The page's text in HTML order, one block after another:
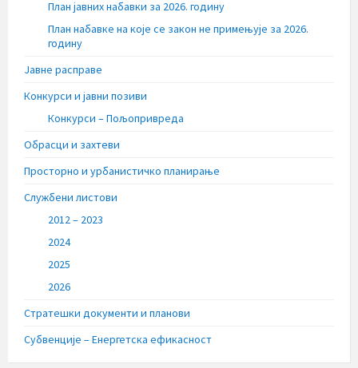
План јавних набавки за 2026. годину
План набавке на које се закон не примењује за 2026.
годину
Јавне расправе
Конкурси и јавни позиви
Конкурси – Пољопривреда
Обрасци и захтеви
Просторно и урбанистичко планирање
Службени листови
2012 – 2023
2024
2025
2026
Стратешки документи и планови
Субвенције – Енергетска ефикасност